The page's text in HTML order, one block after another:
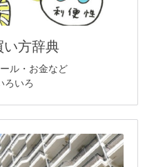
い方辞典
ル・お金など
ろいろ